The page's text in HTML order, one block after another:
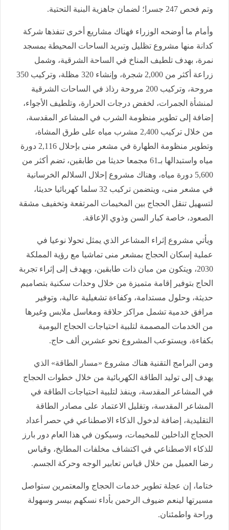
وتم فحص 247 جسرا؛ لضمان جاهزية البنية التحتية.
وأمام ما أوضحه الوزراء فهناك مشاريع أخرى تنفذها شركة
كدانة منها مشروع تظليل وتبريد الساحات المحيطة بمسجد
نمرة، بهدف تلطيف المناخ في الساحة الشرقية، وشمل
زراعة أكثر من 2,000 شجرة، وإنشاء 320 مظلة، وتركيب 350
مروحة، وتركيب 200 مروحة رذاذ في الساحات الشرقية
لمنشأة الجمرات، لخفض درجات الحرارة، وتلطيف الأجواء،
إضافة إلى تطوير منظومة الشرب في المشاعر المقدسة،
من خلال تركيب 2,400 مشرب مياه على طرق المشاة،
وتطوير منظومة الطهارة في مشعر منى بإحلال 2,116 دورة
مياه واستبدالها بـ61 مجمعا حديثا من طابقين، تضم أكثر من
5,600 دورة مياه، وهناك مشروع إحلال السلالم الخرسانية
في مشعر منى، ويتضمن تركيب 32 سلما كهربائيا حديثا،
لتسهيل تنقل الحجاج بين المخيمات المرتفعة وتخفيف مشقة
الصعود، خاصة كبار السن وذوي الإعاقة.
ويأتي مشروع إثراء المشاعر الذي يمثل تحولا نوعيا في
عملية إسكان الحجاج بمشعر منى تماشيا مع رؤية المملكة
2030، ويتكون من مبان ذات طابقين، ويهدف إلى إثراء تجربة
الحاج بتوفير إقامة متميزة من خلال وحدات سكنية بتصاميم
حديثة، وحلول مستدامة، وكفاءة تشغيلية عالية، وتوفير
مرافق خدمية تشمل مراكز حلاقة ومغاسل ملابس وغيرها
من الخدمات المصممة لتلبية احتياجات الحجاج اليومية
بكفاءة، ويستوعب المشروع نحو عشرين ألف حاج.
ومن البرامج التقنية هناك مشروع «مسار الطاقة» الذي
يهدف إلى توليد الطاقة الكهربائية من خلال خطوات الحجاج
في المشاعر المقدسة، وينفذ لتلبية احتياجات الطاقة في
المشاعر المقدسة، وتقليل الاعتماد على مصادر الطاقة
التقليدية، إضافة لدخول الذكاء الاصطناعي في حصر أعداد
الحجاج الداخلين للمخيمات، وسيكون في هذا العام دور بارز
للذكاء الاصطناعي في اكتشاف مخلفات المطابخ، وقياس
رضا العميل من خلال قياس تعابير الوجه وحركة الجسم.
ختاما، إن عجلة تطوير خدمات الحجاج والمعتمرين ستواصل
مسيرتها لينعم ضيوف الرحمن بأداء نسكهم بيسر وسهولة
وراحة واطمئنان.